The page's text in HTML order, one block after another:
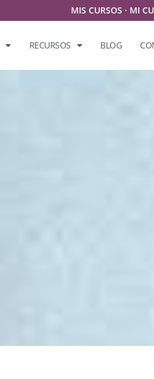
MIS CURSOS · MI
RECURSOS BLOG